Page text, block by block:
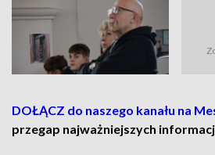
DOŁĄCZ do naszego kanału na
przegap najważniejszych